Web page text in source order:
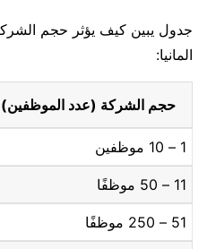
جدول يبين كيف يؤثر حجم
المانيا:
حجم الشركة (عدد الموظفين)
1 – 10 موظفين
11 – 50 موظفًا
51 – 250 موظفًا